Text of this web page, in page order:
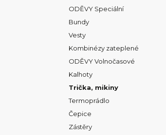
ODĚVY Speciální
Bundy
Vesty
Kombinézy zateplené
ODĚVY Volnočasové
Kalhoty
Trička, mikiny
Termoprádlo
Čepice
Zástěry